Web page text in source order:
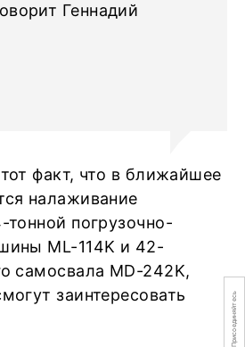
Геннадий
факт, что в ближайшее
налаживание
тонной погрузочно-
ML-114K и 42-
самосвала MD-242K,
заинтересовать
Присоединяйтесь